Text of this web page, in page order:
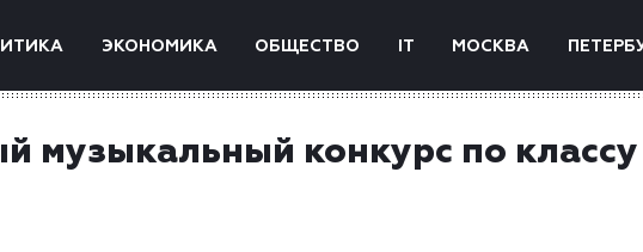
ЭКОНОМИКА ОБЩЕСТВО IT МОСКВА
музыкальный конкурс по классу